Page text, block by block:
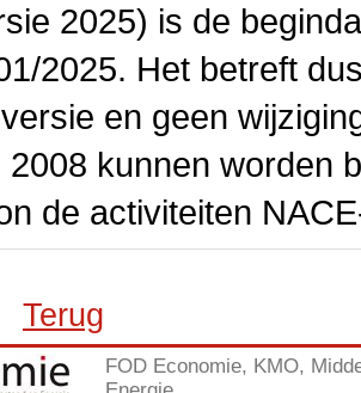
2025) is de
2025. Het betreft
en geen
2008 kunnen worden
de activiteiten
Terug
FOD Economie, KMO,